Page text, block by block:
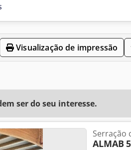
Visualização de impressão
ser do seu interesse.
Serração
ALMAB